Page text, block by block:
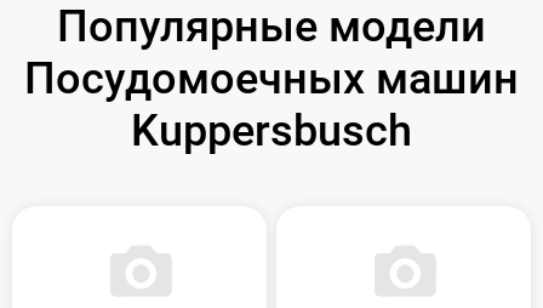
Популярные модели
Посудомоечных машин
Kuppersbusch